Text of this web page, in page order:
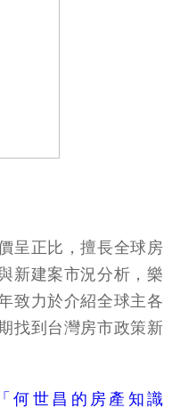
呈正比，擅長全球房
新建案市況分析，樂
致力於介紹全球主各
找到台灣房市政策新
「何世昌的房產知識